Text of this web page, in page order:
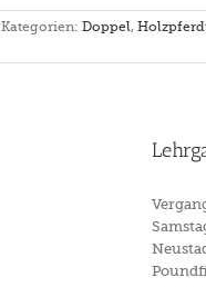
Kategorien: Doppel,